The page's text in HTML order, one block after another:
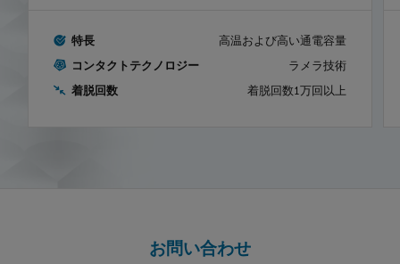
特長 高温および高い通電容量
コンタクトテクノロジー ラメラ技術
着脱回数 着脱回数1万回以上
お問い合わせ